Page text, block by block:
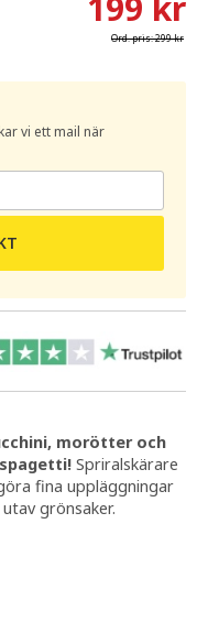
Ord. pris:299 kr
vi ett mail när
morötter och
Spriralskärare
fina uppläggningar
grönsaker.